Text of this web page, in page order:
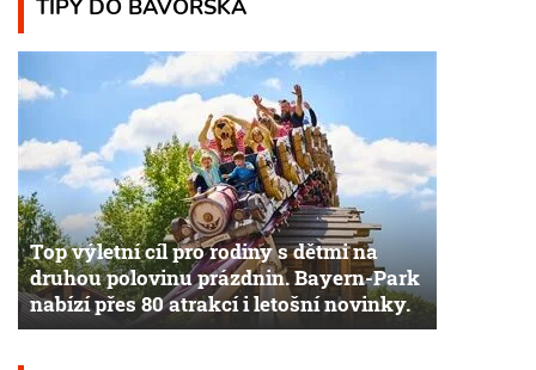
TIPY DO BAVORSKA
Top výletní cíl pro rodiny s dětmi na
druhou polovinu prázdnin. Bayern-Park
nabízí přes 80 atrakcí i letošní novinky.